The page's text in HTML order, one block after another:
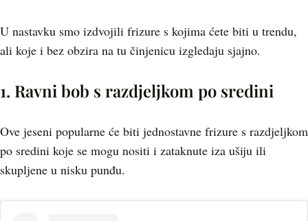
U nastavku smo izdvojili frizure s kojima ćete biti u trendu,
ali koje i bez obzira na tu činjenicu izgledaju sjajno.
1. Ravni bob s razdjeljkom po sredini
Ove jeseni popularne će biti jednostavne frizure s razdjeljkom
po sredini koje se mogu nositi i zataknute iza ušiju ili
skupljene u nisku punđu.